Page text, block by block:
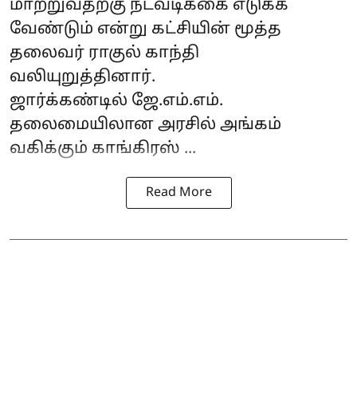
மாற்றுவதற்கு நடவடிக்கை எடுக்க
வேண்டும் என்று கட்சியின் மூத்த
தலைவர் ராகுல் காந்தி
வலியுறுத்தினார்.
ஜார்க்கண்டில் ஜே.எம்.எம்.
தலைமையிலான அரசில் அங்கம்
வகிக்கும் காங்கிரஸ் ...
Read More